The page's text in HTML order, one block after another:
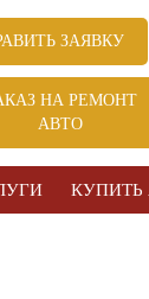
ЗАЯВКУ
НА РЕМОНТ
АВТО
КУПИТЬ